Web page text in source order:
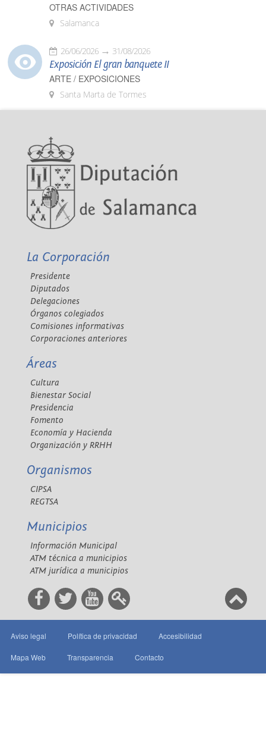
OTRAS ACTIVIDADES
Salamanca
26/06/2026 31/08/2026
Exposición El gran banquete II
ARTE / EXPOSICIONES
Santa Marta de Tormes
La Corporación
Presidente
Diputados
Delegaciones
Órganos colegiados
Comisiones informativas
Corporaciones anteriores
Áreas
Cultura
Bienestar Social
Presidencia
Fomento
Economía y Hacienda
Organización y RRHH
Organismos
CIPSA
REGTSA
Municipios
Información Municipal
ATM técnica a municipios
ATM jurídica a municipios
Aviso legal Política de privacidad Accesibilidad
Mapa Web Transparencia Contacto